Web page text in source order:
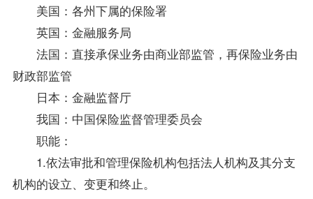
美国：各州下属的保险署
英国：金融服务局
法国：直接承保业务由商业部监管，再保险业务由
财政部监管
日本：金融监督厅
我国：中国保险监督管理委员会
职能：
1.依法审批和管理保险机构包括法人机构及其分支
机构的设立、变更和终止。